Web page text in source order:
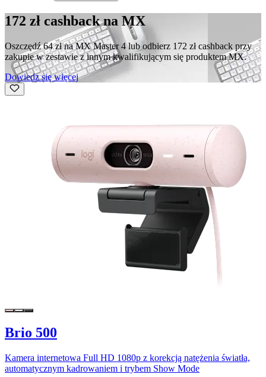
172 zł cashback na MX
Oszczędź 64 zł na MX Master 4 lub odbierz 172 zł cashback przy
zakupie w zestawie z innym kwalifikującym się produktem MX.
Dowiedz się więcej
Brio 500
Kamera internetowa Full HD 1080p z korekcją natężenia światła,
automatycznym kadrowaniem i trybem Show Mode